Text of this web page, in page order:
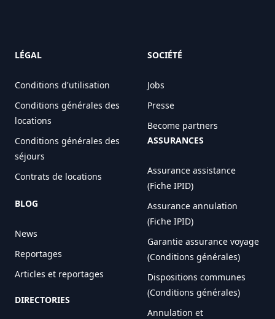
LÉGAL
Conditions d'utilisation
Conditions générales des
locations
Conditions générales des
séjours
Contrats de locations
BLOG
News
Reportages
Articles et reportages
DIRECTORIES
SOCIÉTÉ
Jobs
Presse
Become partners
ASSURANCES
Assurance assistance
(Fiche IPID)
Assurance annulation
(Fiche IPID)
Garantie assurance voyage
(Conditions générales)
Dispositions communes
(Conditions générales)
Annulation et